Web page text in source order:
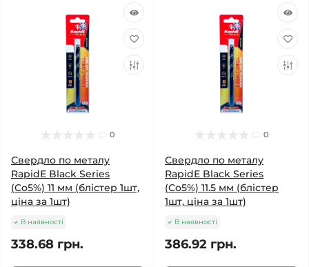
0
Свердло по металу
RapidE Black Series
(Co5%) 11 мм (блістер 1шт,
ціна за 1шт)
В наявності
338.68 грн.
0
Свердло по металу
RapidE Black Series
(Co5%) 11.5 мм (блістер
1шт, ціна за 1шт)
В наявності
386.92 грн.